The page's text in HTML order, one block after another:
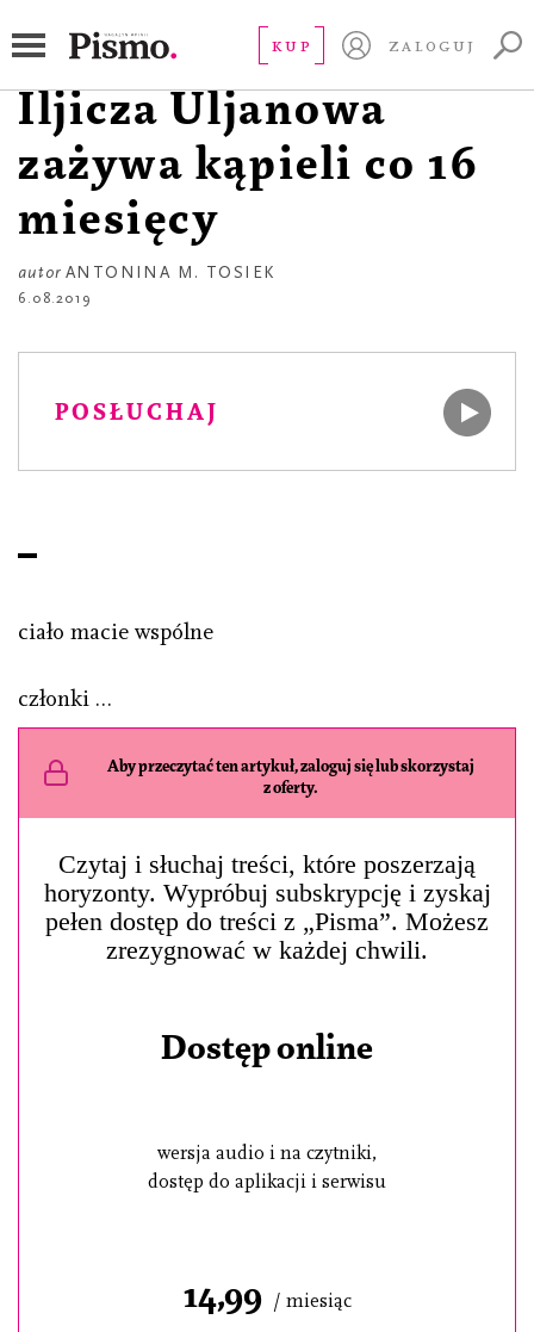
KUP ZALOGUJ
ciało Władimira
Iljicza Uljanowa
zażywa kąpieli co 16
miesięcy
autor ANTONINA M. TOSIEK
6.08.2019
POSŁUCHAJ
ciało macie wspólne
członki …
Aby przeczytać ten artykuł, zaloguj się lub skorzystaj
z oferty.
Czytaj i słuchaj treści, które poszerzają
horyzonty. Wypróbuj subskrypcję i zyskaj
pełen dostęp do treści z „Pisma”. Możesz
zrezygnować w każdej chwili.
Dostęp online
wersja audio i na czytniki,
dostęp do aplikacji i serwisu
14,99 / miesiąc